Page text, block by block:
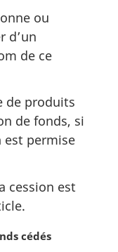
ou
d’un
de ce
de produits
de fonds, si
est permise
cession est
cédés